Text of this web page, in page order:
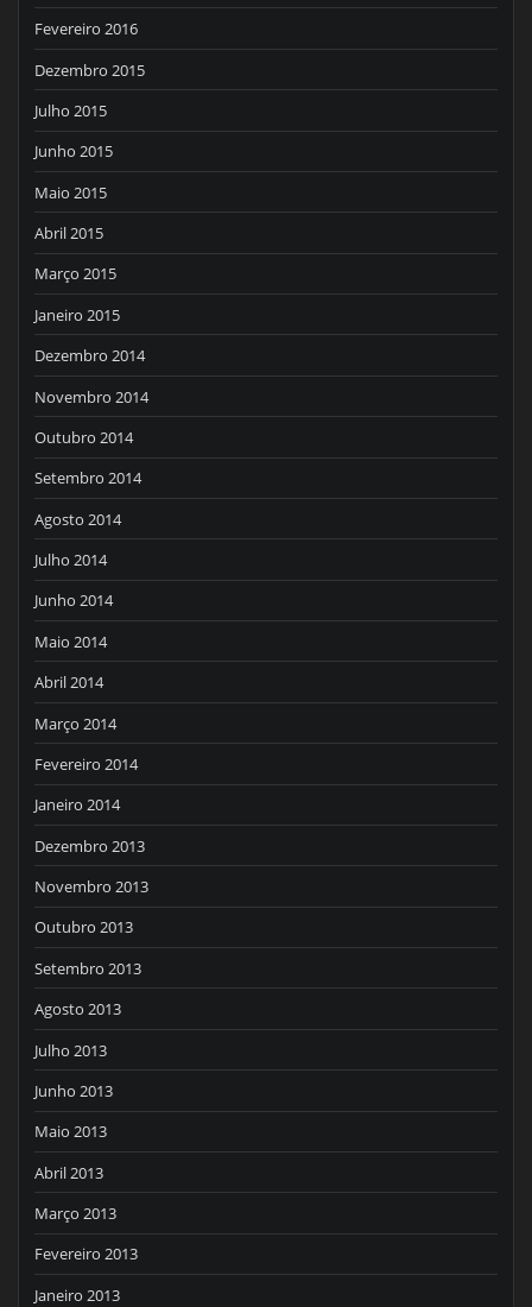
Fevereiro 2016
Dezembro 2015
Julho 2015
Junho 2015
Maio 2015
Abril 2015
Março 2015
Janeiro 2015
Dezembro 2014
Novembro 2014
Outubro 2014
Setembro 2014
Agosto 2014
Julho 2014
Junho 2014
Maio 2014
Abril 2014
Março 2014
Fevereiro 2014
Janeiro 2014
Dezembro 2013
Novembro 2013
Outubro 2013
Setembro 2013
Agosto 2013
Julho 2013
Junho 2013
Maio 2013
Abril 2013
Março 2013
Fevereiro 2013
Janeiro 2013